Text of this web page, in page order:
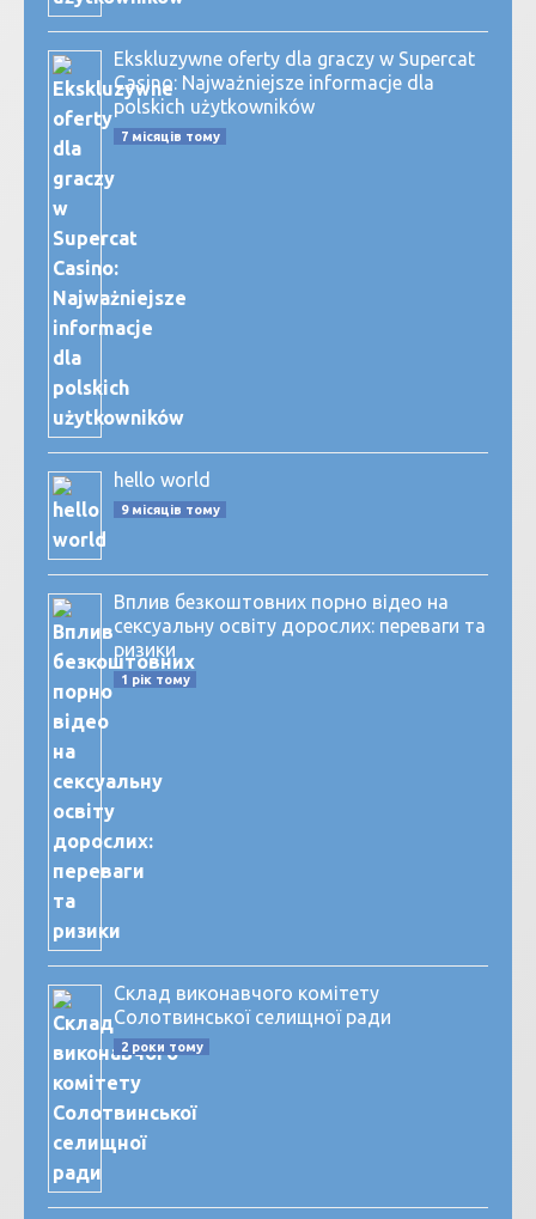
Ekskluzywne oferty dla graczy w Supercat
Casino: Najważniejsze informacje dla
polskich użytkowników
7 місяців тому
hello world
9 місяців тому
Вплив безкоштовних порно відео на
сексуальну освіту дорослих: переваги та
ризики
1 рік тому
Склад виконавчого комітету
Солотвинської селищної ради
2 роки тому